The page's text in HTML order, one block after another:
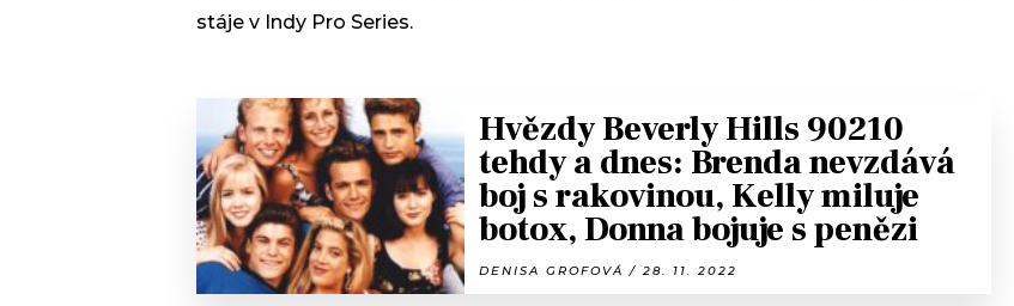
stáje v Indy Pro Series.
Hvězdy Beverly Hills 90210
tehdy a dnes: Brenda nevzdává
boj s rakovinou, Kelly miluje
botox, Donna bojuje s penězi
DENISA GROFOVÁ / 28. 11. 2022